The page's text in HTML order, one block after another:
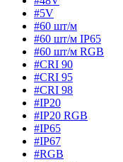
#5V
#60 шт/м
#60 шт/м IP65
#60 шт/м RGB
#CRI 90
#CRI 95
#CRI 98
#IP20
#IP20 RGB
#IP65
#IP67
#RGB